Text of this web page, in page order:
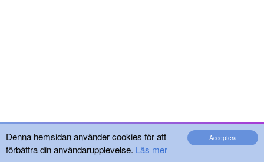
Acceptera
Denna hemsidan använder cookies för att
förbättra din användarupplevelse. Läs mer